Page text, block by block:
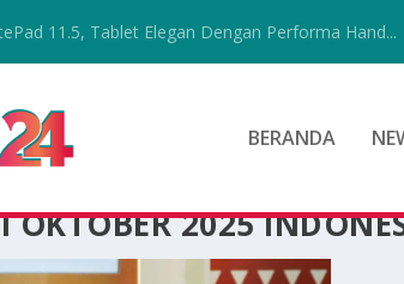
11.5, Tablet Elegan Dengan Performa Hand...
BERANDA
OKTOBER 2025